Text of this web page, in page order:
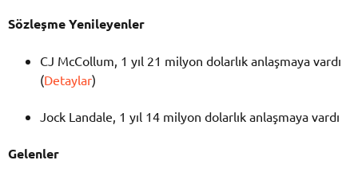
Sözleşme Yenileyenler
CJ McCollum, 1 yıl 21 milyon dolarlık anlaşmaya vardı
(Detaylar)
Jock Landale, 1 yıl 14 milyon dolarlık anlaşmaya vardı
Gelenler